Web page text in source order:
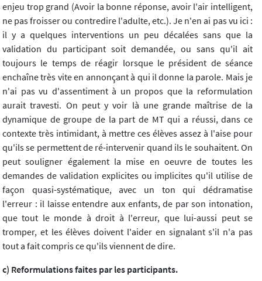
enjeu trop grand (Avoir la bonne réponse, avoir l'air intelligent,
ne pas froisser ou contredire l'adulte, etc.). Je n'en ai pas vu ici :
il y a quelques interventions un peu décalées sans que la
validation du participant soit demandée, ou sans qu'il ait
toujours le temps de réagir lorsque le président de séance
enchaîne très vite en annonçant à qui il donne la parole. Mais je
n'ai pas vu d'assentiment à un propos que la reformulation
aurait travesti. On peut y voir là une grande maîtrise de la
dynamique de groupe de la part de MT qui a réussi, dans ce
contexte très intimidant, à mettre ces élèves assez à l'aise pour
qu'ils se permettent de ré-intervenir quand ils le souhaitent. On
peut souligner également la mise en oeuvre de toutes les
demandes de validation explicites ou implicites qu'il utilise de
façon quasi-systématique, avec un ton qui dédramatise
l'erreur : il laisse entendre aux enfants, de par son intonation,
que tout le monde à droit à l'erreur, que lui-aussi peut se
tromper, et les élèves doivent l'aider en signalant s'il n'a pas
tout a fait compris ce qu'ils viennent de dire.
c) Reformulations faites par les participants.